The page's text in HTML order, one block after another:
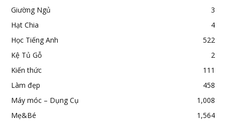
Giường Ngủ
3
Hạt Chia
4
Học Tiếng Anh
522
Kệ Tủ Gỗ
2
Kiến thức
111
Làm đẹp
458
Máy móc – Dụng Cụ
1,008
Mẹ&Bé
1,564